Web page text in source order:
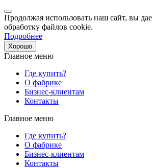
Продолжая использовать наш сайт, вы
обработку файлов cookie.
Подробнее
Хорошо
Главное меню
Где купить?
О фабрике
Бизнес-клиентам
Контакты
Главное меню
Где купить?
О фабрике
Бизнес-клиентам
Контакты